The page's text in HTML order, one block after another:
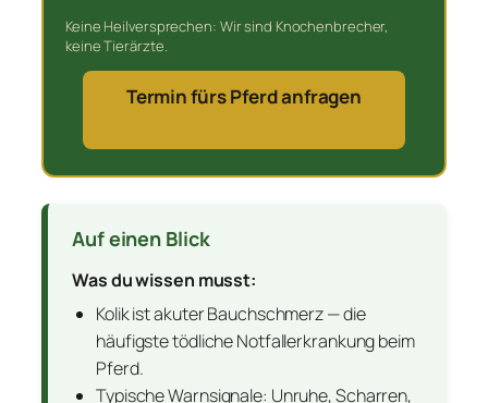
Keine Heilversprechen: Wir sind Knochenbrecher,
keine Tierärzte.
Termin fürs Pferd anfragen
Auf einen Blick
Was du wissen musst:
Kolik ist akuter Bauchschmerz — die
häufigste tödliche Notfallerkrankung beim
Pferd.
Typische Warnsignale: Unruhe, Scharren,